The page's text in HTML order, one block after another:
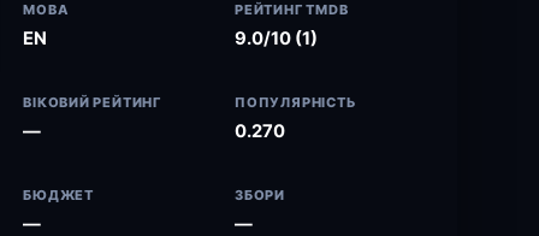
МОВА
EN
РЕЙТИНГ TMDB
9.0/10 (1)
ВІКОВИЙ РЕЙТИНГ
—
ПОПУЛЯРНІСТЬ
0.270
БЮДЖЕТ
—
ЗБОРИ
—